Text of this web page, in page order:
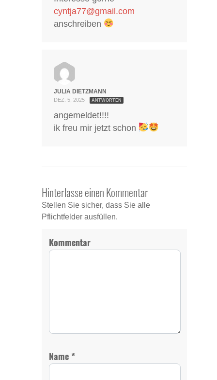
cyntja77@gmail.com
anschreiben
JULIA DIETZMANN
DEZ. 5, 2025 - ANTWORTEN
angemeldet!!!!
ik freu mir jetzt schon
Hinterlasse einen Kommentar
Stellen Sie sicher, dass Sie alle
Pflichtfelder ausfüllen.
Kommentar
Name *